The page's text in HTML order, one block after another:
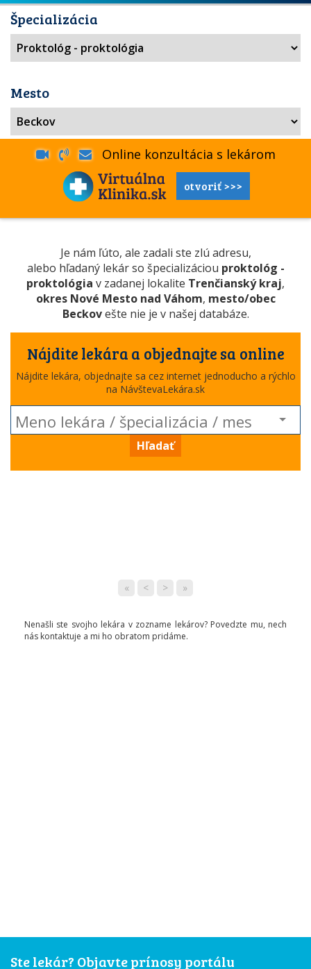
Špecializácia
Mesto
Online konzultácia s lekárom
otvoriť >>>
Je nám ľúto, ale zadali ste zlú adresu,
alebo hľadaný lekár so špecializáciou proktológ -
proktológia v zadanej lokalite Trenčianský kraj,
okres Nové Mesto nad Váhom, mesto/obec
Beckovešte nie je v našej databáze.
Nájdite lekára a objednajte sa online
Nájdite lekára, objednajte sa cez internet jednoducho a rýchlo
na NávštevaLekára.sk
Hľadať
« < > »
Nenašli ste svojho lekára v zozname lekárov? Povedzte mu, nech
nás kontaktuje a mi ho obratom pridáme.
Ste lekár? Objavte prínosy portálu